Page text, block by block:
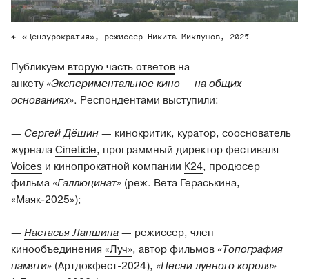
«Цензурократия», режиссер Никита Миклушов, 2025
Публикуем вторую часть ответов на
анкету«Экспериментальное кино — на общих
основаниях». Респондентами выступили:
— Сергей Дёшин— кинокритик, куратор, сооснователь
журналаCineticle, программный директор фестиваля
Voices и кинопрокатной компании К24, продюсер
фильма «Галлюцинат» (реж. Вета Гераськина,
«Маяк-2025»);
— Настасья Лапшина— режиссер, член
кинообъединения «Луч», автор фильмов «Топография
памяти» (Артдокфест-2024), «Песни лунного короля»